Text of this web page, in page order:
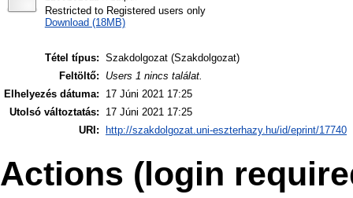
Restricted to Registered users only
Download (18MB)
Tétel típus: Szakdolgozat (Szakdolgozat)
Feltöltő:
Users 1 nincs találat.
Elhelyezés dátuma:
17 Júni 2021 17:25
Utolsó változtatás:
17 Júni 2021 17:25
URI:
http://szakdolgozat.uni-eszterhazy.hu/id/eprint/17740
Actions (login